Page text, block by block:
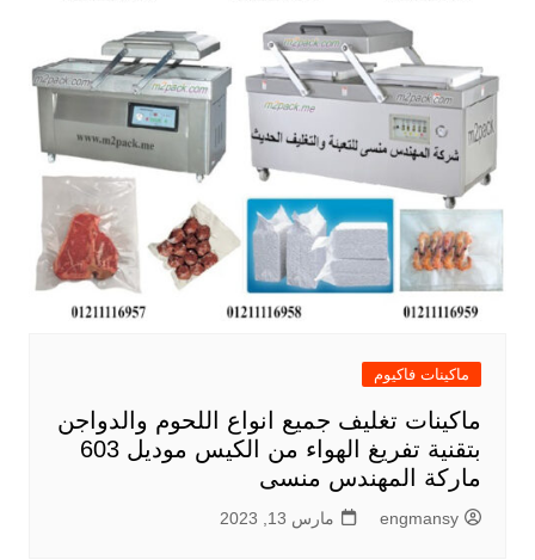
ماكينات فاكيوم
ماكينات تغليف جميع انواع اللحوم والدواجن
بتقنية تفريغ الهواء من الكيس موديل 603
ماركة المهندس منسى
engmansy مارس 13, 2023